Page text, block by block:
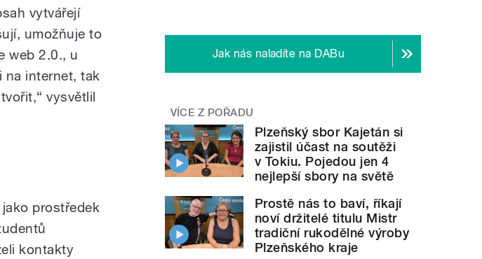
vytvářejí
umožňuje to
web 2.0., u
na internet, tak
vysvětlil
prostředek
kontakty
Jak nás naladíte na DABu
VÍCE Z POŘADU
Plzeňský sbor Kajetán si
zajistil účast na soutěži
v Tokiu. Pojedou jen 4
nejlepší sbory na světě
Prostě nás to baví, říkají
noví držitelé titulu Mistr
tradiční rukodělné výroby
Plzeňského kraje